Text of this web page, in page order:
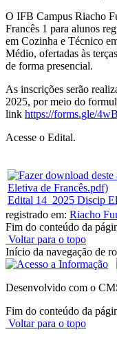
O IFB Campus Riacho
Francês 1 para alunos
em Cozinha e Técnico
Médio, ofertadas às
de forma presencial.
As inscrições serão
2025, por meio do
link https://forms.gle/
Acesse o Edital.
Edital 14_2025 Discip
registrado em: Riacho
Fim do conteúdo da
Voltar para o topo
Início da navegação de
Desenvolvido com o
Fim do conteúdo da
Voltar para o topo